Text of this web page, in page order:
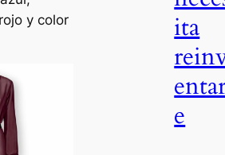
y color
ita
e